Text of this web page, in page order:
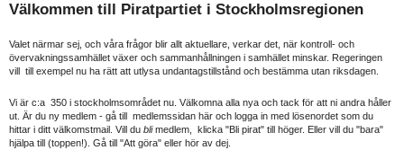
Välkommen till Piratpartiet i Stockholmsregionen
Valet närmar sej, och våra frågor blir allt aktuellare, verkar det, när kontroll- och
övervakningssamhället växer och sammanhållningen i samhället minskar. Regeringen
vill till exempel nu ha rätt att utlysa undantagstillstånd och bestämma utan riksdagen.
Vi är c:a 350 i stockholmsområdet nu. Välkomna alla nya och tack för att ni andra håller
ut. Är du ny medlem - gå till medlemssidan här och logga in med lösenordet som du
hittar i ditt välkomstmail. Vill du blimedlem, klicka "Bli pirat" till höger. Eller vill du "bara"
hjälpa till (toppen!). Gå till "Att göra" eller hör av dej.